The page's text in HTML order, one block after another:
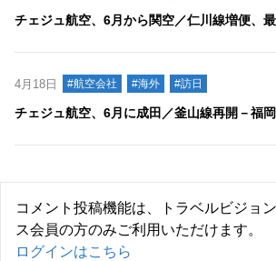
チェジュ航空、6月から関空／仁川線増便、
4月18日 #航空会社 #海外 #訪日
チェジュ航空、6月に成田／釜山線再開－福
コメント投稿機能は、トラベルビジョ
ス会員の方のみご利用いただけます。
ログインはこちら